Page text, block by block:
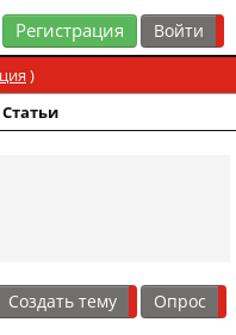
Регистрация
)
Статьи
Создать тему Опрос